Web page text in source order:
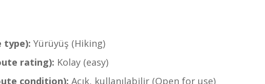
type): Yürüyüş (Hiking)
rating): Kolay (easy)
condition): Açık, kullanılabilir (Open for use)